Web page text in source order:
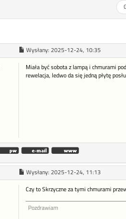
Wysłany: 2025-12-24, 10:35
Miała być sobota z lampą i chmurami
rewelacja, ledwo da się jedną płytę
Wysłany: 2025-12-24, 11:13
Czy to Skrzyczne za tymi chmurami
Pozdrawiam